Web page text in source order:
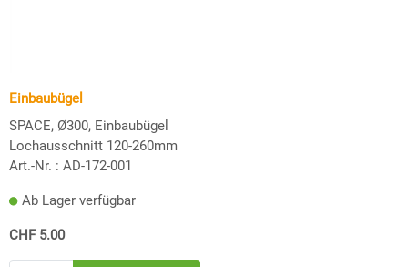
Einbaubügel
SPACE, Ø300, Einbaubügel
Lochausschnitt 120-260mm
Art.-Nr. : AD-172-001
Ab Lager verfügbar
CHF 5.00